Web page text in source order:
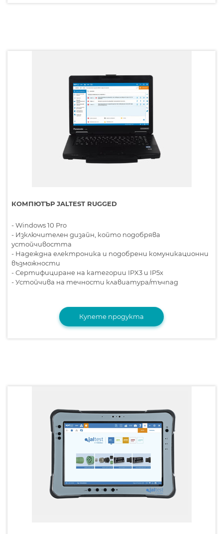
КОМПЮТЪР JALTEST RUGGED
- Windows 10 Pro
- Изключителен дизайн, който подобрява
устойчивостта
- Надеждна електроника и подобрени комуникационни
възможности
- Сертифициране на категории IPX3 и IP5x
- Устойчива на течности клавиатура/тъчпад
Купете продукта